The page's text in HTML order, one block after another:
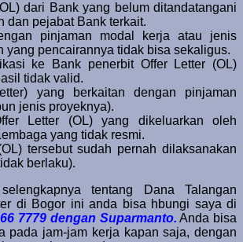
dari Bank yang belum ditandatangani
dan pejabat Bank terkait.
pinjaman modal kerja atau jenis
yang pencairannya tidak bisa sekaligus.
ke Bank penerbit Offer Letter (OL)
tidak valid.
yang berkaitan dengan pinjaman
jenis proyeknya).
Letter (OL) yang dikeluarkan oleh
yang tidak resmi.
tersebut sudah pernah dilaksanakan
berlaku).
tentang Dana Talangan
di Bogor ini anda bisa hbungi saya di
7779 dengan Suparmanto. Anda bisa
pada jam-jam kerja kapan saja, dengan